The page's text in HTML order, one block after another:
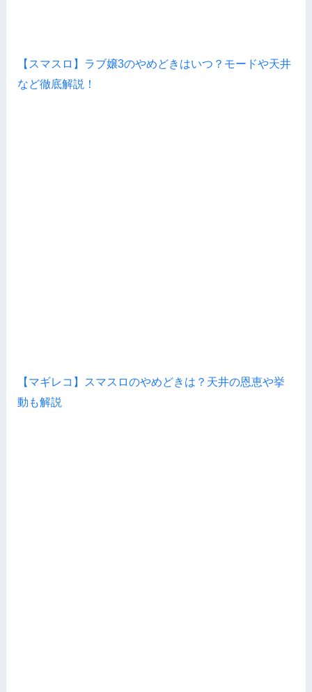
【スマスロ】ラブ嬢3のやめどきはいつ？モードや天井
など徹底解説！
【マギレコ】スマスロのやめどきは？天井の恩恵や挙
動も解説